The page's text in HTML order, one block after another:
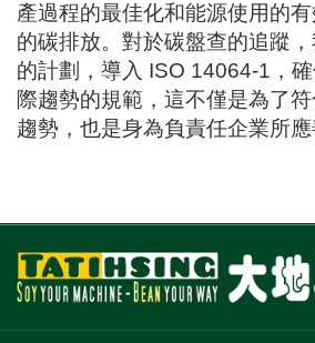
產過程的最佳化和能源使用的
的碳排放。對於碳盤查的追蹤
的計劃，導入 ISO 14064-1 ，
際趨勢的規範 ， 這不僅是為了
趨勢，也是身為負責任企業所應